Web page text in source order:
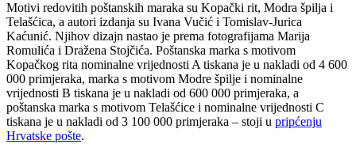
Motivi redovitih poštanskih maraka su Kopački rit, Modra špilja i
Telašćica, a autori izdanja su Ivana Vučić i Tomislav-Jurica
Kaćunić. Njihov dizajn nastao je prema fotografijama Marija
Romulića i Dražena Stojčića. Poštanska marka s motivom
Kopačkog rita nominalne vrijednosti A tiskana je u nakladi od 4 600
000 primjeraka, marka s motivom Modre špilje i nominalne
vrijednosti B tiskana je u nakladi od 600 000 primjeraka, a
poštanska marka s motivom Telašćice i nominalne vrijednosti C
tiskana je u nakladi od 3 100 000 primjeraka – stoji u pripćenju
Hrvatske pošte.